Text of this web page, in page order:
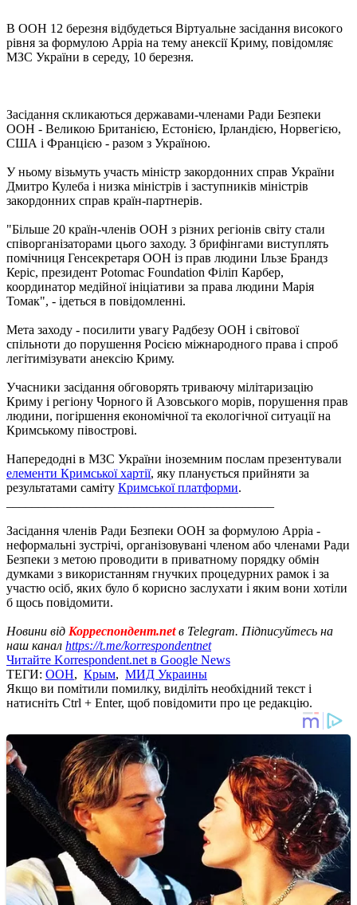
В ООН 12 березня відбудеться Віртуальне засідання високого
рівня за формулою Арріа на тему анексії Криму, повідомляє
МЗС України в середу, 10 березня.
Засідання скликаються державами-членами Ради Безпеки
ООН - Великою Британією, Естонією, Ірландією, Норвегією,
США і Францією - разом з Україною.
У ньому візьмуть участь міністр закордонних справ України
Дмитро Кулеба і низка міністрів і заступників міністрів
закордонних справ країн-партнерів.
"Більше 20 країн-членів ООН з різних регіонів світу стали
співорганізаторами цього заходу. З брифінгами виступлять
помічниця Генсекретаря ООН із прав людини Ільзе Брандз
Керіс, президент Potomac Foundation Філіп Карбер,
координатор медійної ініціативи за права людини Марія
Томак", - ідеться в повідомленні.
Мета заходу - посилити увагу Радбезу ООН і світової
спільноти до порушення Росією міжнародного права і спроб
легітимізувати анексію Криму.
Учасники засідання обговорять триваючу мілітаризацію
Криму і регіону Чорного й Азовського морів, порушення прав
людини, погіршення економічної та екологічної ситуації на
Кримському півострові.
Напередодні в МЗС України іноземним послам презентували
елементи Кримської хартії, яку планується прийняти за
результатами саміту Кримської платформи.
Засідання членів Ради Безпеки ООН за формулою Арріa -
неформальні зустрічі, організовувані членом або членами Ради
Безпеки з метою проводити в приватному порядку обмін
думками з використанням гнучких процедурних рамок і за
участю осіб, яких було б корисно заслухати і яким вони хотіли
б щось повідомити.
Новини від Корреспондент.netв Telegram. Підписуйтесь на
наш канал https://t.me/korrespondentnet
Читайте Korrespondent.net в Google News
ТЕГИ: ООН, Крым, МИД Украины
Якщо ви помітили помилку, виділіть необхідний текст і
натисніть Ctrl + Enter, щоб повідомити про це редакцію.